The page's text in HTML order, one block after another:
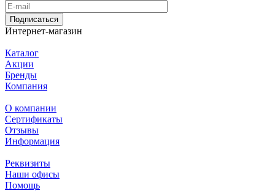
Подписаться
Интернет-магазин
Каталог
Акции
Бренды
Компания
О компании
Сертификаты
Отзывы
Информация
Реквизиты
Наши офисы
Помощь